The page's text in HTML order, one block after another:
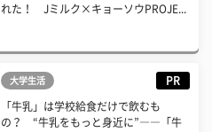
れた！ Jミルク×キョーソウPROJE...
大学生活 PR
「牛乳」は学校給食だけで飲むも
の？ “牛乳をもっと身近に”――「牛